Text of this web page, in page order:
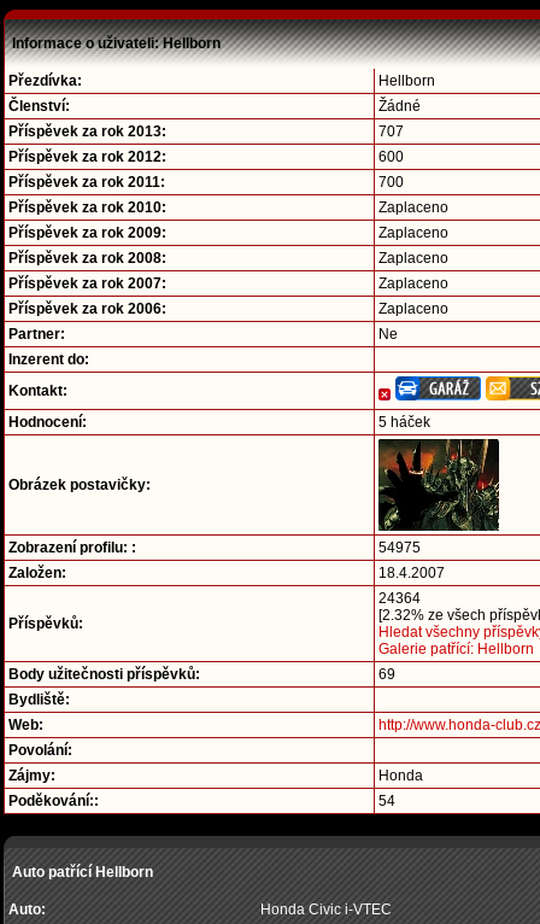
Informace o uživateli: Hellborn
Přezdívka:
Hellborn
Členství:
Žádné
Příspěvek za rok 2013:
707
Příspěvek za rok 2012:
600
Příspěvek za rok 2011:
700
Příspěvek za rok 2010:
Zaplaceno
Příspěvek za rok 2009:
Zaplaceno
Příspěvek za rok 2008:
Zaplaceno
Příspěvek za rok 2007:
Zaplaceno
Příspěvek za rok 2006:
Zaplaceno
Partner:
Ne
Inzerent do:
Kontakt:
Hodnocení:
5 háček
Obrázek postavičky:
Zobrazení profilu: :
54975
Založen:
18.4.2007
Příspěvků:
24364
[2.32% ze všech
Hledat všechny
Galerie patřící: Hellborn
Body užitečnosti příspěvků:
69
Bydliště:
Web:
http://www.honda-club.cz
Povolání:
Zájmy:
Honda
Poděkování::
54
Auto patřící Hellborn
Auto:
Honda Civic i-VTEC